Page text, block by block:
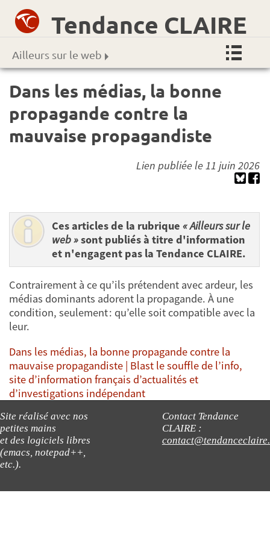
Tendance CLAIRE
Ailleurs sur le web
Dans les médias, la bonne
propagande contre la
mauvaise propagandiste
Lien publiée le 11 juin 2026
Ces articles de la rubrique « Ailleurs sur le
web »sont publiés à titre d'information
et n'engagent pas la Tendance CLAIRE.
Contrairement à ce qu’ils prétendent avec ardeur, les
médias dominants adorent la propagande. À une
condition, seulement : qu’elle soit compatible avec la
leur.
Dans les médias, la bonne propagande contre la
mauvaise propagandiste | Blast le souffle de l’info,
site d’information français d’actualités et
d’investigations indépendant
Site réalisé avec nos
petites mains
et des logiciels libres
(emacs, notepad++,
etc.).
Contact Tendance
CLAIRE :